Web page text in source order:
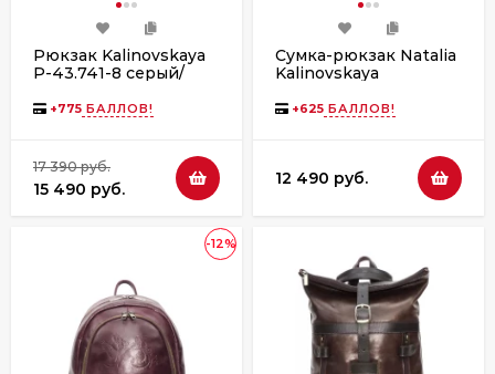
Рюкзак Kalinovskaya
Р-43.741-8 серый/
+775 БАЛЛОВ!
17 390 руб.
15 490 руб.
Сумка-рюкзак Natalia
Kalinovskaya
бордо
+625 БАЛЛОВ!
12 490 руб.
-12%